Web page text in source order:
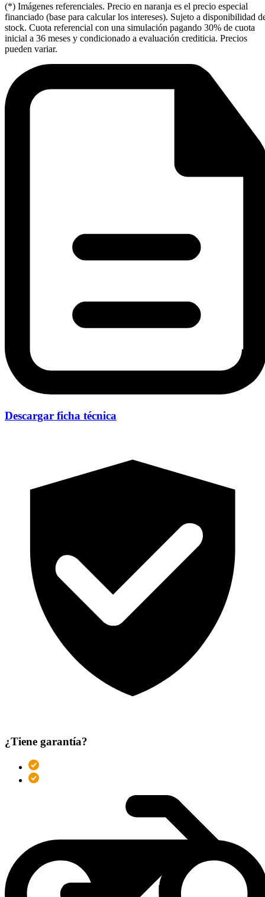
(*) Imágenes referenciales. Precio en naranja es el precio especial
financiado (base para calcular los intereses). Sujeto a disponibilidad
stock. Cuota referencial con una simulación pagando 30% de cuota
inicial a 36 meses y condicionado a evaluación crediticia. Precios
pueden variar.
Descargar ficha técnica
¿Tiene garantía?